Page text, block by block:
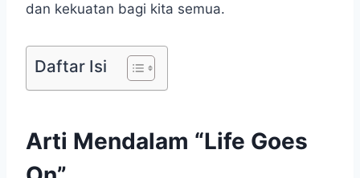
dan kekuatan bagi kita semua.
Daftar Isi
Arti Mendalam “Life Goes